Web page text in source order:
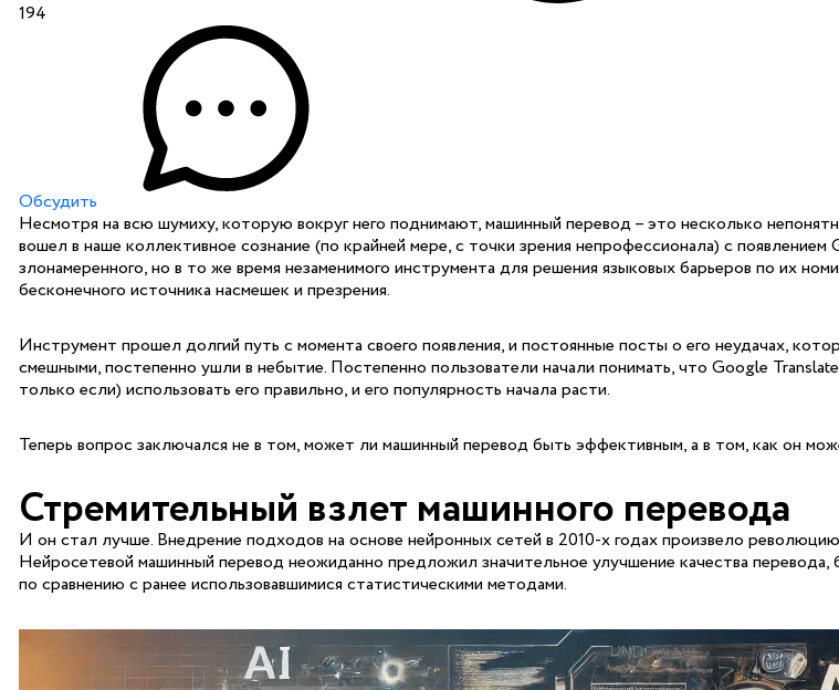
194
Обсудить
Несмотря на всю шумиху, которую вокруг него поднимают, машинный перевод – это несколько
вошел в наше коллективное сознание (по крайней мере, с точки зрения непрофессионала) с появлением
злонамеренного, но в то же время незаменимого инструмента для решения языковых барьеров по их
бесконечного источника насмешек и презрения.
Инструмент прошел долгий путь с момента своего появления, и постоянные посты о его неудачах,
смешными, постепенно ушли в небытие. Постепенно пользователи начали понимать, что Google
только если) использовать его правильно, и его популярность начала расти.
Теперь вопрос заключался не в том, может ли машинный перевод быть эффективным, а в том, как он
Стремительный взлет машинного перевода
И он стал лучше. Внедрение подходов на основе нейронных сетей в 2010-х годах произвело
Нейросетевой машинный перевод неожиданно предложил значительное улучшение качества
по сравнению с ранее использовавшимися статистическими методами.